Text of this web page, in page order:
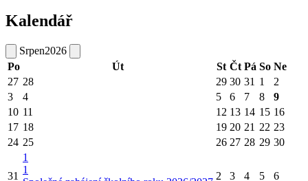
Kalendář
Srpen2026
Po
Út St Čt Pá So Ne
27 28 29 30 31 1
2
3
4 5 6 7 8
9
10 11 12 13 14 15 16
17 18 19 20 21 22 23
24 25 26 27 28 29 30
31
1
1
2 3 4 5 6